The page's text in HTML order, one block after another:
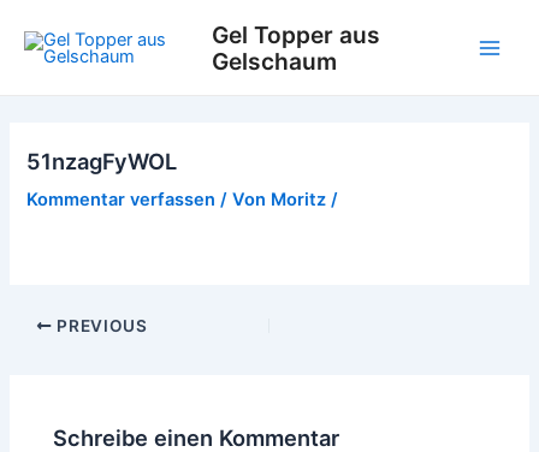
Inhalt
springen
Gel Topper aus
Gelschaum
51nzagFyWOL
Kommentar verfassen / Von Moritz/
Post
PREVIOUS
Schreibe einen Kommentar